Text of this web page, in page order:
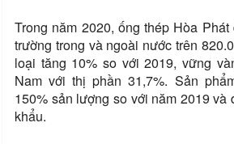
Trong năm 2020, ống thép Hòa
trường trong và ngoài nước trên
loại tăng 10% so với 2019, vững
Nam với thị phần 31,7%. Sản
150% sản lượng so với năm 2019 và
khẩu.